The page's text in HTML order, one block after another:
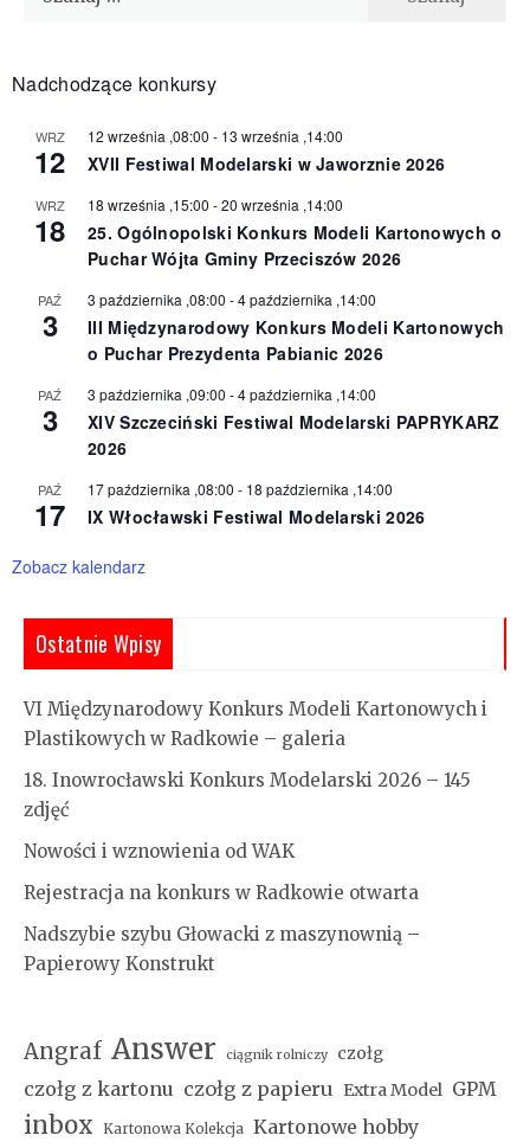
Nadchodzące konkursy
WRZ
12
12 września ,08:00 - 13 września ,14:00
XVII Festiwal Modelarski w Jaworznie 2026
WRZ
18
18 września ,15:00 -20 września ,14:00
25. Ogólnopolski Konkurs Modeli Kartonowych o
Puchar Wójta Gminy Przeciszów 2026
PAŹ
3
3 października ,08:00 -4 października ,14:00
III Międzynarodowy Konkurs Modeli Kartonowych
o Puchar Prezydenta Pabianic 2026
PAŹ
3
3 października ,09:00 -4 października ,14:00
XIV Szczeciński Festiwal Modelarski PAPRYKARZ
2026
PAŹ
17
17 października ,08:00 - 18 października ,14:00
IX Włocławski Festiwal Modelarski 2026
Zobacz kalendarz
Ostatnie Wpisy
VI Międzynarodowy Konkurs Modeli Kartonowych i
Plastikowych w Radkowie – galeria
18. Inowrocławski Konkurs Modelarski 2026 – 145
zdjęć
Nowości i wznowienia od WAK
Rejestracja na konkurs w Radkowie otwarta
Nadszybie szybu Głowacki z maszynownią –
Papierowy Konstrukt
Angraf Answer ciągnik rolniczy czołg
czołg z kartonu czołg z papieru Extra Model GPM
inbox Kartonowa Kolekcja Kartonowe hobby